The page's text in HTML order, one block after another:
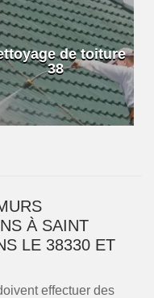
de toiture
38
À SAINT
LE 38330 ET
effectuer des